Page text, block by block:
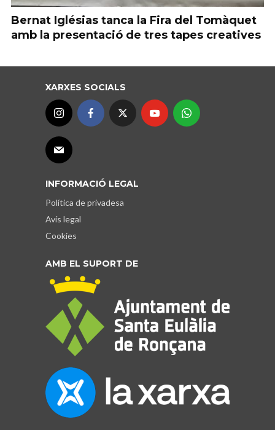
Bernat Iglésias tanca la Fira del Tomàquet
amb la presentació de tres tapes creatives
XARXES SOCIALS
INFORMACIÓ LEGAL
Política de privadesa
Avís legal
Cookies
AMB EL SUPORT DE